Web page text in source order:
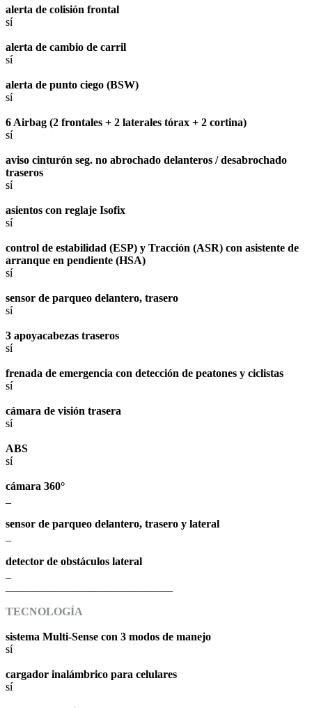
alerta de colisión frontal
sí
alerta de cambio de carril
sí
alerta de punto ciego (BSW)
sí
6 Airbag (2 frontales + 2 laterales tórax + 2 cortina)
sí
aviso cinturón seg. no abrochado delanteros / desabrochado
traseros
sí
asientos con reglaje Isofix
sí
control de estabilidad (ESP) y Tracción (ASR) con asistente de
arranque en pendiente (HSA)
sí
sensor de parqueo delantero, trasero
sí
3 apoyacabezas traseros
sí
frenada de emergencia con detección de peatones y ciclistas
sí
cámara de visión trasera
sí
ABS
sí
cámara 360°
sensor de parqueo delantero, trasero y lateral
detector de obstáculos lateral
TECNOLOGÍA
sistema Multi-Sense con 3 modos de manejo
sí
cargador inalámbrico para celulares
sí